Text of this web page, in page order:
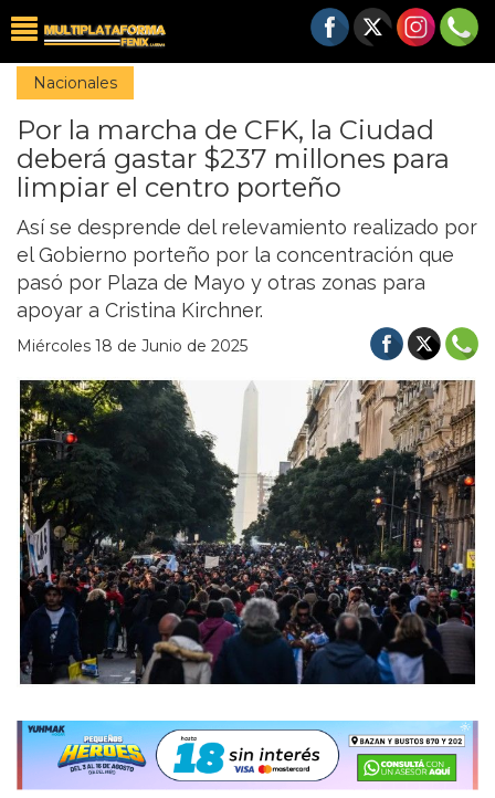
Nacionales
Por la marcha de CFK, la Ciudad
deberá gastar $237 millones para
limpiar el centro porteño
Así se desprende del relevamiento realizado por
el Gobierno porteño por la concentración que
pasó por Plaza de Mayo y otras zonas para
apoyar a Cristina Kirchner.
Miércoles 18 de Junio de 2025